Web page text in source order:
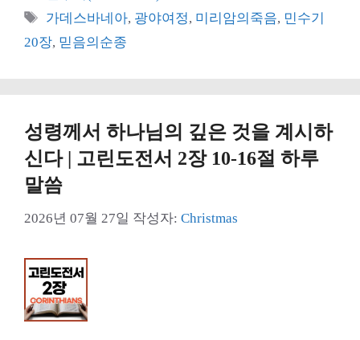
테
리
태
그
가데스바네아, 광야여정, 미리암의죽음, 민수기
20장, 믿음의순종
성령께서 하나님의 깊은 것을 계시하
신다 | 고린도전서 2장 10-16절 하루
말씀
2026년 07월 27일 작성자: Christmas